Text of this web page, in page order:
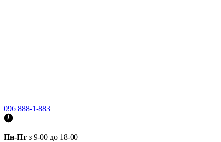
096 888-1-883
Пн-Пт з 9-00 до 18-00